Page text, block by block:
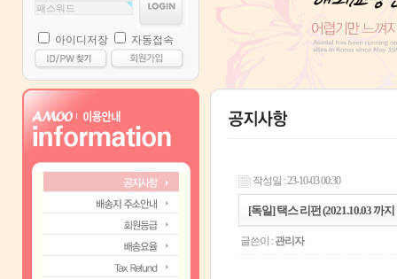
아이디저장 자동접속
작성일 : 23-10-03 00:30
[독일] 택스 리펀 (2021.10.03 까
글쓴이 : 관리자